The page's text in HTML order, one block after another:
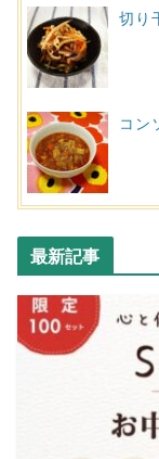
切り
コン
最新記事